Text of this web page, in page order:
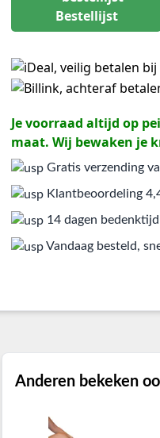
Bestellijst
Je voorraad altijd op
maat. Wij bewaken je
Gratis verzending
Klantbeoordeling
14 dagen
Vandaag besteld,
Anderen bekeken